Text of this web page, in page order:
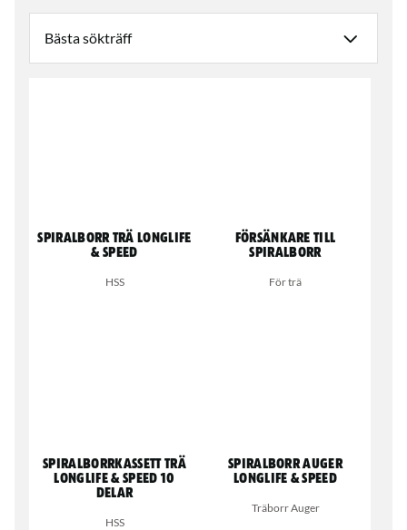
Spiralborr trä Longlife
& Speed
HSS
Försänkare till
spiralborr
För trä
Spiralborrkassett trä
Longlife & Speed 10
delar
HSS
Spiralborr Auger
longlife & Speed
Träborr Auger